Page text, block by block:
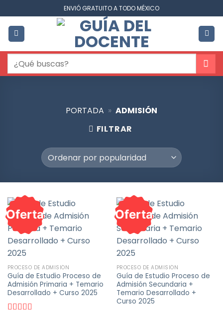
al
contenido
ENVIÓ GRATUITO A TODO MÉXICO
Buscar
por:
PORTADA » ADMISIÓN
FILTRAR
Oferta
PROCESO DE ADMISIÓN
Guía de Estudio Proceso de
Admisión Primaria + Temario
Desarrollado + Curso 2025
Oferta
PROCESO DE ADMISIÓN
Guía de Estudio Proceso de
Admisión Secundaria +
Temario Desarrollado +
Curso 2025